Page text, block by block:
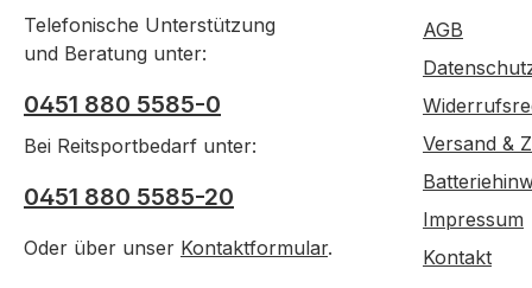
Vorteile für
Telefonische Unterstützung
und Beratung unter:
0451 880 5585-0
Bei Reitsportbedarf unter:
0451 880 5585-20
Oder über unser Kontaktformular.
AGB
Versand &
Impressum
Kontakt